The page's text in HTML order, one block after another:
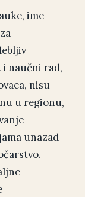
ime
naučni rad,
nisu
u regionu,
unazad